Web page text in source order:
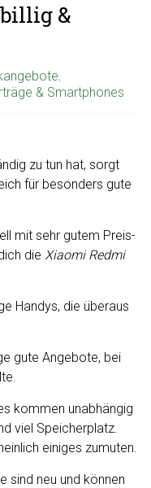
&
,
& Smartphones
zu tun hat, sorgt
für besonders gute
mit sehr gutem Preis-
dieXiaomi Redmi
Handys, die überaus
gute Angebote, bei
kommen unabhängig
viel Speicherplatz.
einiges zumuten.
sind neu und können